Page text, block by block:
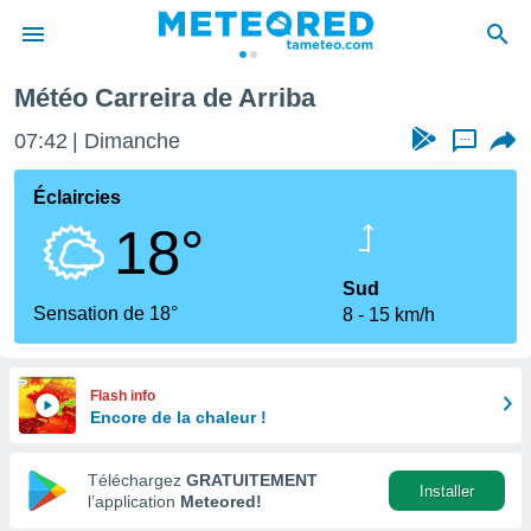
de
en
Météo Carreira de Arriba
07:42 Dimanche ...
Éclaircies
18°
Sensation de 18°
Sud
8
15 km/h
Flash info
Encore de la chaleur !
Téléchargez GRATUITEMENT
l’application Meteored!
Installer